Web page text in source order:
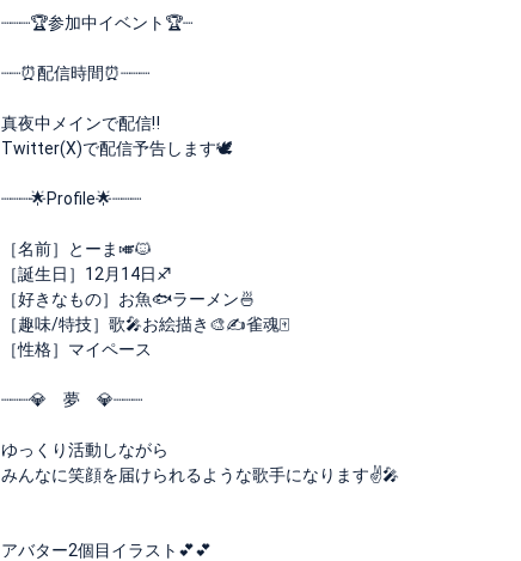
┈┈┈🏆参加中イベント🏆┈
┈┈⏰配信時間⏰┈┈┈
真夜中メインで配信‼️
Twitter(X)で配信予告します🕊
┈┈┈🌟Profile🌟┈┈┈
［名前］とーま🎺🐱
［誕生日］12月14日♐
［好きなもの］お魚🐟ラーメン🍜
［趣味/特技］歌🎤お絵描き🎨✍雀魂🀄
［性格］マイペース
┈┈┈💎 夢 💎┈┈┈
ゆっくり活動しながら
みんなに笑顔を届けられるような歌手になります✌️🎤
アバター2個目イラスト💕︎💕︎︎